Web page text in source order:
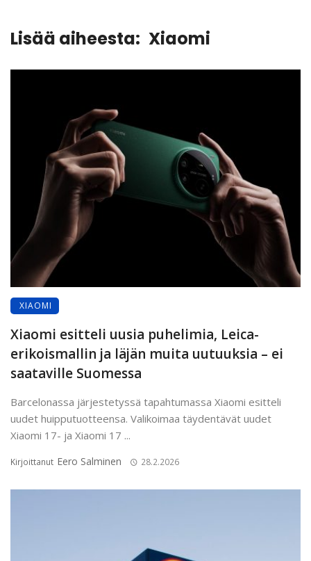
Lisää aiheesta: Xiaomi
XIAOMI
Xiaomi esitteli uusia puhelimia, Leica-
erikoismallin ja läjän muita uutuuksia – ei
saataville Suomessa
Barcelonassa järjestetyssä tapahtumassa Xiaomi esitteli
uudet huipputuotteensa. Valikoimaa täydentävät uudet
Xiaomi 17- ja Xiaomi 17 ...
Kirjoittanut Eero Salminen 28.2.2026